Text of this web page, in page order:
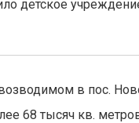
детское
в пос.
68 тысяч кв.